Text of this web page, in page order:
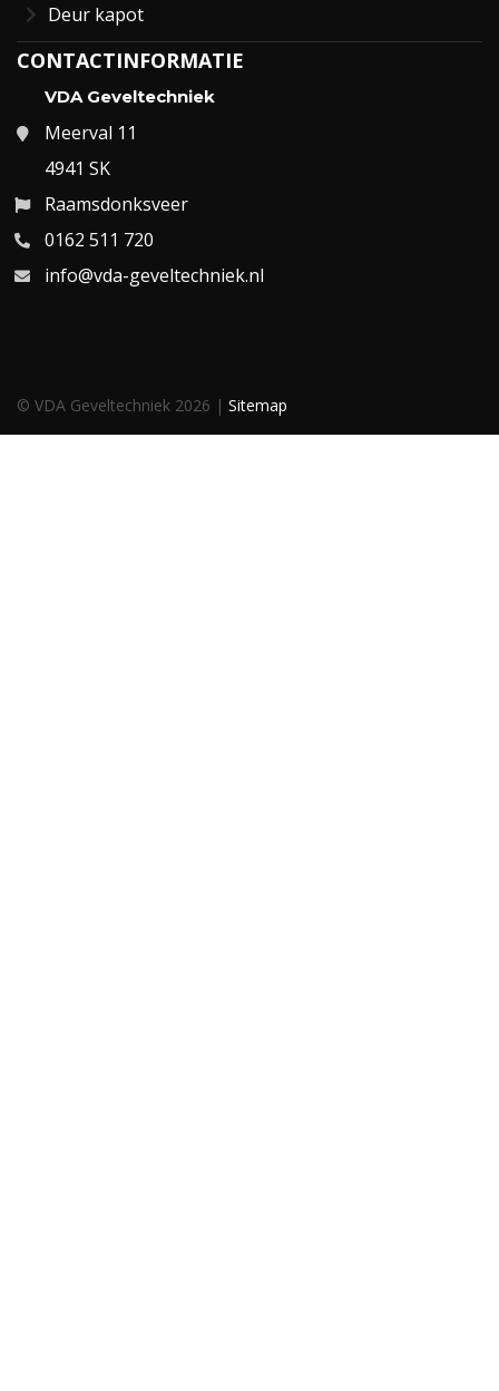
Deur kapot
CONTACTINFORMATIE
VDA Geveltechniek
Meerval 11
4941 SK
Raamsdonksveer
0162 511 720
info@vda-geveltechniek.nl
© VDA Geveltechniek 2026 | Sitemap